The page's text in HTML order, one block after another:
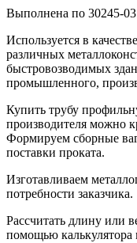
Выполнена по 30245-
Используется в
различных
быстровозводимых
промышленного,
Купить трубу
производителя можно
Формируем сборные
поставки проката.
Изготавливаем
потребности заказчика.
Рассчитать длину или
помощью калькулятора